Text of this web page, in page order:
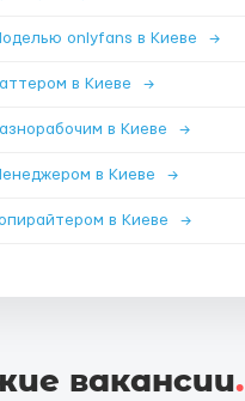
onlyfans в Киеве →
в Киеве →
в Киеве →
в Киеве →
в Киеве →
вакансии.